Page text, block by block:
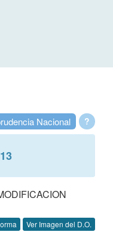
?
Nacional
Ver Imagen del D.O.